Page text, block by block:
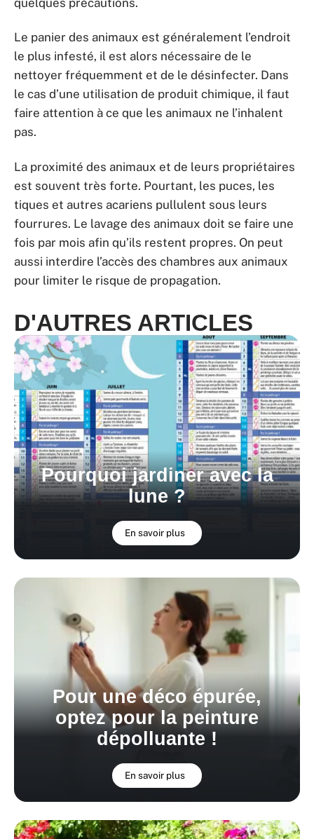
Le panier des animaux est généralement l’endroit
le plus infesté, il est alors nécessaire de le
nettoyer fréquemment et de le désinfecter. Dans
le cas d’une utilisation de produit chimique, il faut
faire attention à ce que les animaux ne l’inhalent
pas.
La proximité des animaux et de leurs propriétaires
est souvent très forte. Pourtant, les puces, les
tiques et autres acariens pullulent sous leurs
fourrures. Le lavage des animaux doit se faire une
fois par mois afin qu’ils restent propres. On peut
aussi interdire l’accès des chambres aux animaux
pour limiter le risque de propagation.
D'AUTRES ARTICLES
Pourquoi jardiner avec la
lune ?
En savoir plus
Pour une déco épurée,
optez pour la peinture
dépolluante !
En savoir plus